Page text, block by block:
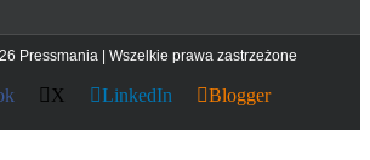
Pressmania | Wszelkie prawa zastrzeżone
X LinkedIn Blogger